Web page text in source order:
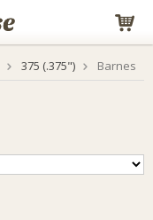
375 (.375") Barnes